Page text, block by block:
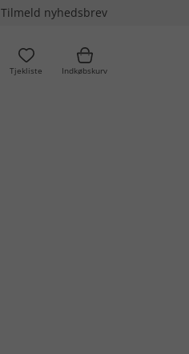
Tilmeld nyhedsbrev
Tjekliste Indkøbskurv